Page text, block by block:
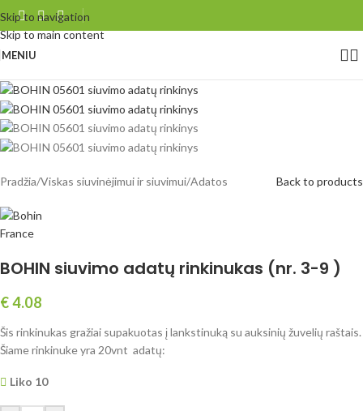
Skip to navigation
Skip to main content
MENIU
Pradžia/Viskas siuvinėjimui ir siuvimui/Adatos Back to products
BOHIN siuvimo adatų rinkinukas (nr. 3-9 )
€4.08
Šis rinkinukas gražiai supakuotas į lankstinuką su auksinių žuvelių raštais.
Šiame rinkinuke yra 20vnt adatų:
Liko 10